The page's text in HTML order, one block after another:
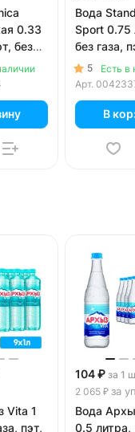
0.33
без
шт. в
Вода
Sport 0.75
без газа,
в уп.
5
Есть в
Арт.
В
Vita 1
пэт,
104 ₽ за 1
2 065 ₽ за
Вода
0.5 литра,